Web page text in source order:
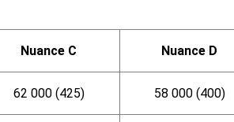
Nuance C Nuance D
62 000 (425) 58 000 (400)